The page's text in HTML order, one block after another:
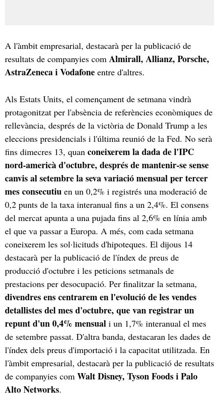
A l'àmbit empresarial, destacarà per la publicació de
resultats de companyies com Almirall, Allianz, Porsche,
AstraZeneca i Vodafone entre d'altres.
Als Estats Units, el començament de setmana vindrà
protagonitzat per l'absència de referències econòmiques de
rellevància, després de la victòria de Donald Trump a les
eleccions presidencials i l'última reunió de la Fed. No serà
fins dimecres 13, quan coneixerem la dada de l'IPC
nord-americà d'octubre, després de mantenir-se sense
canvis al setembre la seva variació mensual per tercer
mes consecutiu en un 0,2% i registrés una moderació de
0,2 punts de la taxa interanual fins a un 2,4%. El consens
del mercat apunta a una pujada fins al 2,6% en línia amb
el que va passar a Europa. A més, com cada setmana
coneixerem les sol·licituds d'hipoteques. El dijous 14
destacarà per la publicació de l'índex de preus de
producció d'octubre i les peticions setmanals de
prestacions per desocupació. Per finalitzar la setmana,
divendres ens centrarem en l'evolució de les vendes
detallistes del mes d'octubre, que van registrar un
repunt d'un 0,4% mensual i un 1,7% interanual el mes
de setembre passat. D'altra banda, destacaran les dades de
l'índex dels preus d'importació i la capacitat utilitzada. En
l'àmbit empresarial, destacarà per la publicació de resultats
de companyies com Walt Disney, Tyson Foods i Palo
Alto Networks.